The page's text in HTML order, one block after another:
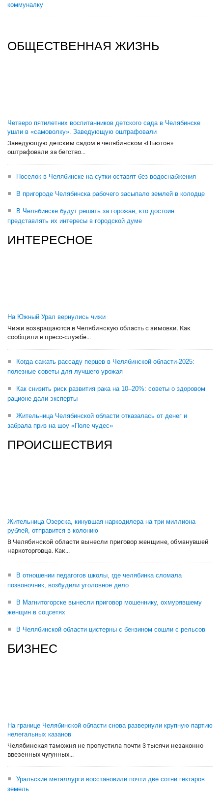
коммуналку
ОБЩЕСТВЕННАЯ ЖИЗНЬ
Четверо пятилетних воспитанников детского сада в Челябинске
ушли в «самоволку». Заведующую оштрафовали
Заведующую детским садом в челябинском «Ньютон»
оштрафовали за бегство...
Поселок в Челябинске на сутки оставят без водоснабжения
В пригороде Челябинска рабочего засыпало землей в колодце
В Челябинске будут решать за горожан, кто достоин
представлять их интересы в городской думе
ИНТЕРЕСНОЕ
На Южный Урал вернулись чижи
Чижи возвращаются в Челябинскую область с зимовки. Как
сообщили в пресс-службе...
Когда сажать рассаду перцев в Челябинской области-2025:
полезные советы для лучшего урожая
Как снизить риск развития рака на 10–20%: советы о здоровом
рационе дали эксперты
Жительница Челябинской области отказалась от денег и
забрала приз на шоу «Поле чудес»
ПРОИСШЕСТВИЯ
Жительница Озерска, кинувшая наркодилера на три миллиона
рублей, отправится в колонию
В Челябинской области вынесли приговор женщине, обманувшей
наркоторговца. Как...
В отношении педагогов школы, где челябинка сломала
позвоночник, возбудили уголовное дело
В Магнитогорске вынесли приговор мошеннику, охмурявшему
женщин в соцсетях
В Челябинской области цистерны с бензином сошли с рельсов
БИЗНЕС
На границе Челябинской области снова развернули крупную партию
нелегальных казанов
Челябинская таможня не пропустила почти 3 тысячи незаконно
ввезенных чугунных...
Уральские металлурги восстановили почти две сотни гектаров
земель